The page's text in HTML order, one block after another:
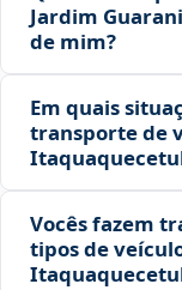
Jardim
de mim?
Em quais
transporte de
Vocês fazem
tipos de